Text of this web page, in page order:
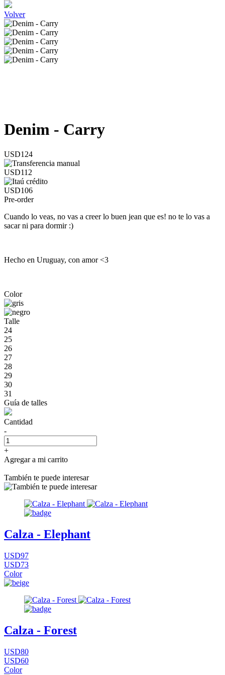
Volver
Denim - Carry
USD124
USD112
USD106
Pre-order
Cuando lo veas, no vas a creer lo buen jean que es! no te lo vas a
sacar ni para dormir :)
Hecho en Uruguay, con amor <3
Color
Talle
24
25
26
27
28
29
30
31
Guía de talles
Cantidad
-
+
Agregar a mi carrito
También te puede interesar
Calza - Elephant
USD97
USD73
Color
Calza - Forest
USD80
USD60
Color